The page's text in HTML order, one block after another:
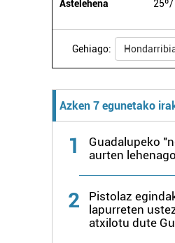
Astelehena 25º
Gehiago:
Azken 7 egunetako
1
Guadalupeko
aurten lehenago
2
Pistolaz
lapurreten
atxilotu dute